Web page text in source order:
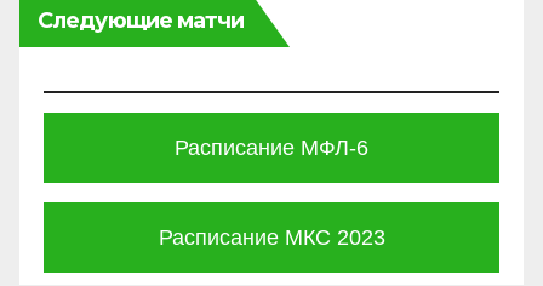
Следующие матчи
Расписание МФЛ-6
Расписание МКС 2023